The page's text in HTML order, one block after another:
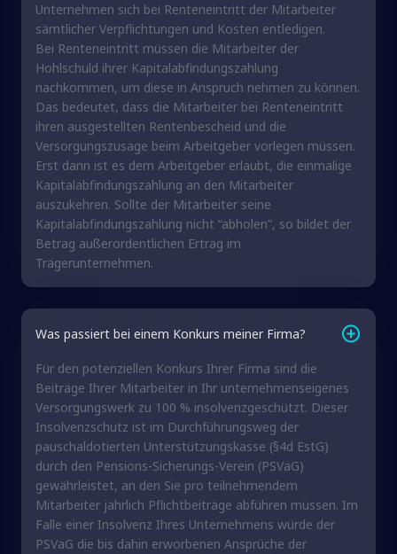
Unternehmen sich bei Renteneintritt der Mitarbeiter
sämtlicher Verpflichtungen und Kosten entledigen.
Bei Renteneintritt müssen die Mitarbeiter der
Hohlschuld ihrer Kapitalabfindungszahlung
nachkommen, um diese in Anspruch nehmen zu können.
Das bedeutet, dass die Mitarbeiter bei Renteneintritt
ihren ausgestellten Rentenbescheid und die
Versorgungszusage beim Arbeitgeber vorlegen müssen.
Erst dann ist es dem Arbeitgeber erlaubt, die einmalige
Kapitalabfindungszahlung an den Mitarbeiter
auszukehren. Sollte der Mitarbeiter seine
Kapitalabfindungszahlung nicht “abholen”, so bildet der
Betrag außerordentlichen Ertrag im
Trägerunternehmen.
Was passiert bei einem Konkurs meiner Firma?
Für den potenziellen Konkurs Ihrer Firma sind die
Beiträge Ihrer Mitarbeiter in Ihr unternehmenseigenes
Versorgungswerk zu 100 % insolvenzgeschützt. Dieser
Insolvenzschutz ist im Durchführungsweg der
pauschaldotierten Unterstützungskasse (§4d EstG)
durch den Pensions-Sicherungs-Verein (PSVaG)
gewährleistet, an den Sie pro teilnehmendem
Mitarbeiter jährlich Pflichtbeiträge abführen müssen. Im
Falle einer Insolvenz Ihres Unternehmens würde der
PSVaG die bis dahin erworbenen Ansprüche der